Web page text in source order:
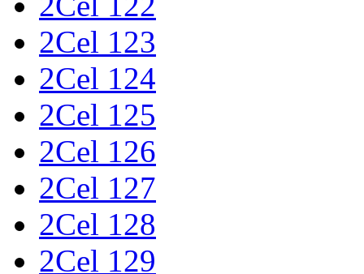
2Cel 123
2Cel 124
2Cel 125
2Cel 126
2Cel 127
2Cel 128
2Cel 129